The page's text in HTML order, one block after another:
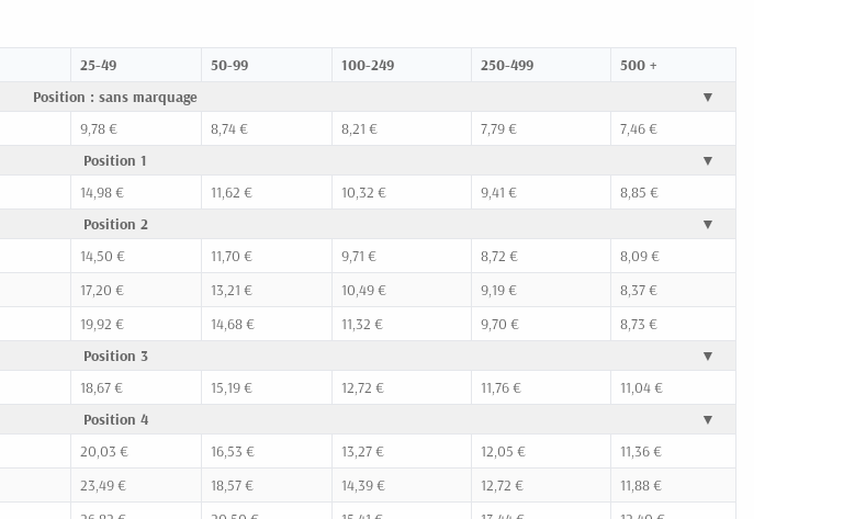
25-49 50-99 100-249 250-499
500 +
Position : sans marquage
▼
9,78 € 8,74 € 8,21 € 7,79 €
7,46 €
Position 1
▼
14,98 € 11,62 € 10,32 € 9,41 €
8,85 €
Position 2
▼
14,50 € 11,70 € 9,71 € 8,72 €
8,09 €
17,20 € 13,21 € 10,49 € 9,19 €
8,37 €
19,92 € 14,68 € 11,32 € 9,70 €
8,73 €
Position 3
▼
18,67 € 15,19 € 12,72 € 11,76 €
11,04 €
Position 4
▼
20,03 € 16,53 € 13,27 € 12,05 €
11,36 €
23,49 € 18,57 € 14,39 € 12,72 €
11,88 €